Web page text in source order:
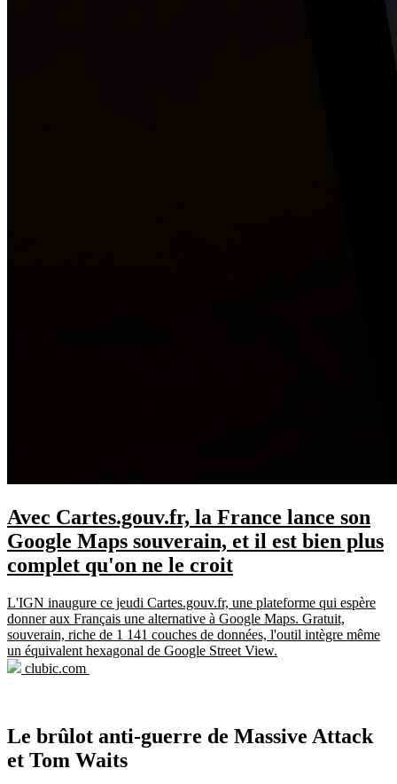
Avec Cartes.gouv.fr, la France lance son
Google Maps souverain, et il est bien plus
complet qu'on ne le croit
L'IGN inaugure ce jeudi Cartes.gouv.fr, une plateforme qui espère
donner aux Français une alternative à Google Maps. Gratuit,
souverain, riche de 1 141 couches de données, l'outil intègre même
un équivalent hexagonal de Google Street View.
clubic.com
Le brûlot anti-guerre de Massive Attack
et Tom Waits